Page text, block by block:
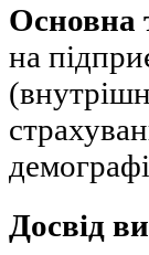
Основна
на
Досвід